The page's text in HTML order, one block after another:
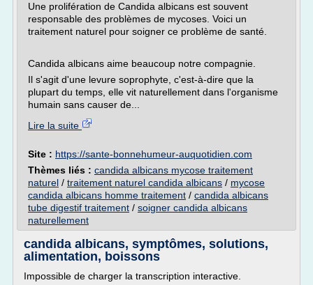
Une prolifération de Candida albicans est souvent
responsable des problèmes de mycoses. Voici un
traitement naturel pour soigner ce problème de santé.
Candida albicans aime beaucoup notre compagnie.
Il s'agit d'une levure soprophyte, c'est-à-dire que la
plupart du temps, elle vit naturellement dans l'organisme
humain sans causer de...
Lire la suite
Site : https://sante-bonnehumeur-auquotidien.com
Thèmes liés : candida albicans mycose traitement
naturel / traitement naturel candida albicans / mycose
candida albicans homme traitement / candida albicans
tube digestif traitement / soigner candida albicans
naturellement
candida albicans, symptômes, solutions,
alimentation, boissons
Impossible de charger la transcription interactive.